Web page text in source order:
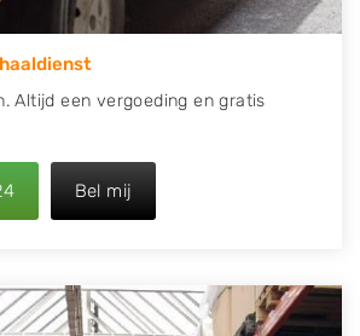
Altijd een vergoeding en gratis
Bel mij